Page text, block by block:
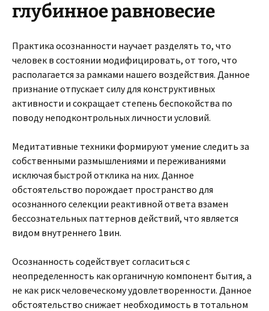
глубинное равновесие
Практика осознанности научает разделять то, что
человек в состоянии модифицировать, от того, что
располагается за рамками нашего воздействия. Данное
признание отпускает силу для конструктивных
активности и сокращает степень беспокойства по
поводу неподконтрольных личности условий.
Медитативные техники формируют умение следить за
собственными размышлениями и переживаниями
исключая быстрой отклика на них. Данное
обстоятельство порождает пространство для
осознанного селекции реактивной ответа взамен
бессознательных паттернов действий, что является
видом внутреннего 1вин.
Осознанность содействует согласиться с
неопределенность как органичную компонент бытия, а
не как риск человеческому удовлетворенности. Данное
обстоятельство снижает необходимость в тотальном